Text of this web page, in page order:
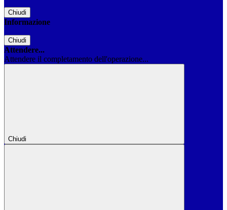
Chiudi
Informazione
Chiudi
Attendere...
Attendere il completamento dell'operazione...
Chiudi